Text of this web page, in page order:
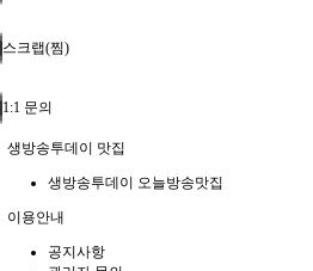
스크랩(찜)
1:1 문의
생방송투데이 맛집
생방송투데이 오늘방송맛집
이용안내
공지사항